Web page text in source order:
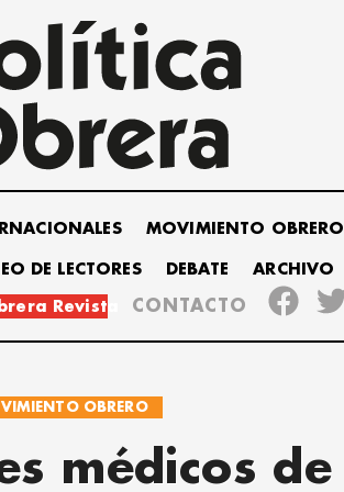
MOVIMIENTO OBRERO
DE LECTORES DEBATE ARCHIVO
Revista CONTACTO
OBRERO
médicos de